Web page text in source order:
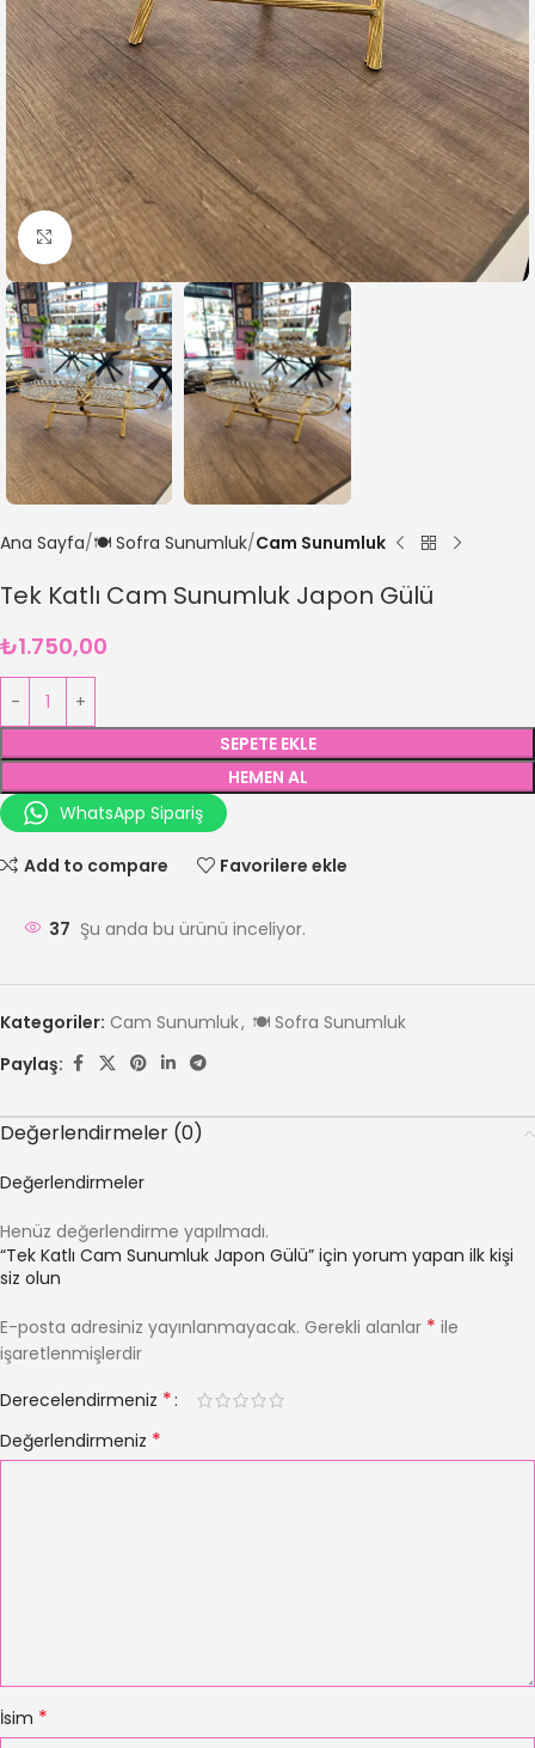
Büyütmek için tıklayın
Ana Sayfa 🍽️ Sofra Sunumluk Cam Sunumluk
Tek Katlı Cam Sunumluk Japon Gülü
₺1.750,00
SEPETE EKLE
HEMEN AL
WhatsApp Sipariş
Add to compare Favorilere ekle
37 Şu anda bu ürünü inceliyor.
Kategoriler: Cam Sunumluk, 🍽️ Sofra Sunumluk
Paylaş:
Değerlendirmeler (0)
Değerlendirmeler
Henüz değerlendirme yapılmadı.
“Tek Katlı Cam Sunumluk Japon Gülü” için yorum yapan ilk kişi
siz olun
E-posta adresiniz yayınlanmayacak. Gerekli alanlar * ile
işaretlenmişlerdir
Derecelendirmeniz *
Değerlendirmeniz *
İsim *